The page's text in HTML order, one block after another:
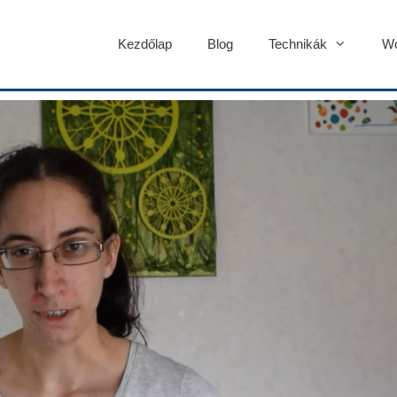
Kezdőlap Blog Technikák